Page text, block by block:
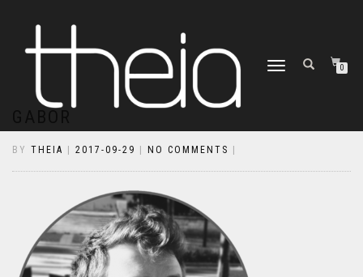
TOGGLE
0
BY THEIA 2017-09-29 NO COMMENTS